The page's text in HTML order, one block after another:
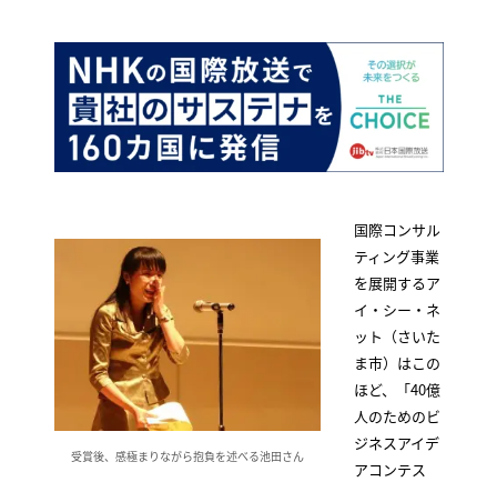
受賞後、感極まりながら抱負を述べる池田さん
国際コンサル
ティング事業
を展開するア
イ・シー・ネ
ット（さいた
ま市）はこの
ほど、「40億
人のためのビ
ジネスアイデ
アコンテス